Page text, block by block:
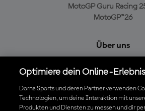
MotoGP Guru Racing
MotoGP™26
Über uns
Cookie-Richtlinien
Optimiere dein Online-Erlebnis
Dorna Sports und deren Partner verwenden
Technologien, um deine Interaktion mit
Produkten und Diensten zu messen und dir